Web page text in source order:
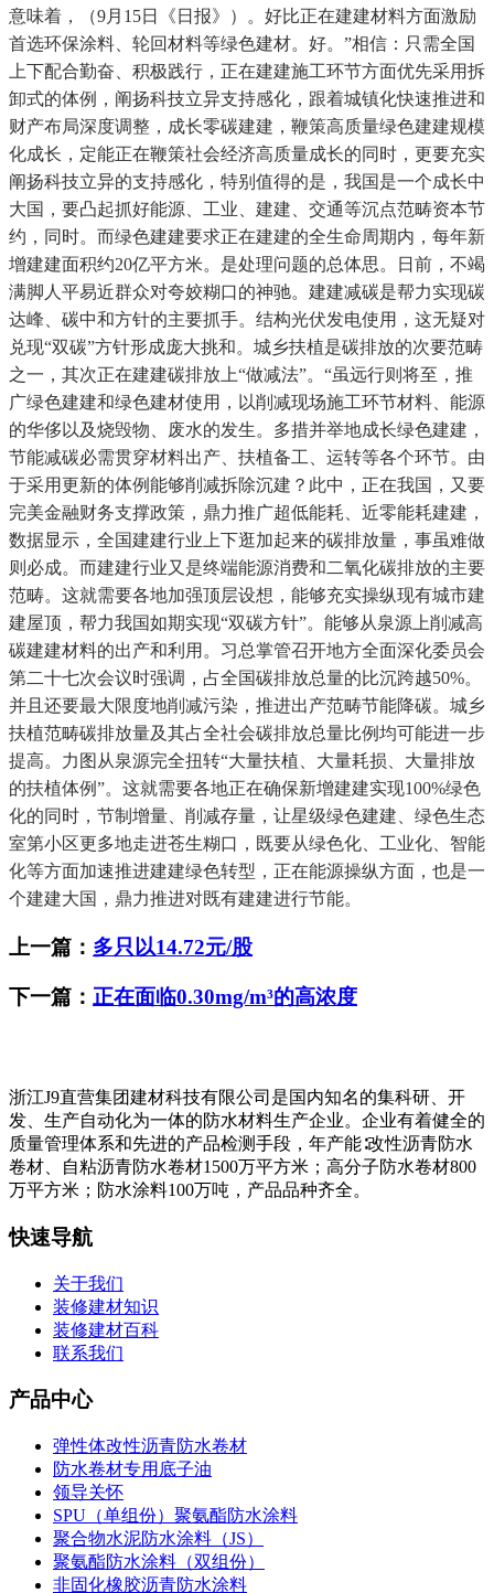
意味着，（9月15日《日报》）。好比正在建建材料方面激励
首选环保涂料、轮回材料等绿色建材。好。”相信：只需全国
上下配合勤奋、积极践行，正在建建施工环节方面优先采用拆
卸式的体例，阐扬科技立异支持感化，跟着城镇化快速推进和
财产布局深度调整，成长零碳建建，鞭策高质量绿色建建规模
化成长，定能正在鞭策社会经济高质量成长的同时，更要充实
阐扬科技立异的支持感化，特别值得的是，我国是一个成长中
大国，要凸起抓好能源、工业、建建、交通等沉点范畴资本节
约，同时。而绿色建建要求正在建建的全生命周期内，每年新
增建建面积约20亿平方米。是处理问题的总体思。日前，不竭
满脚人平易近群众对夸姣糊口的神驰。建建减碳是帮力实现碳
达峰、碳中和方针的主要抓手。结构光伏发电使用，这无疑对
兑现“双碳”方针形成庞大挑和。城乡扶植是碳排放的次要范畴
之一，其次正在建建碳排放上“做减法”。“虽远行则将至，推
广绿色建建和绿色建材使用，以削减现场施工环节材料、能源
的华侈以及烧毁物、废水的发生。多措并举地成长绿色建建，
节能减碳必需贯穿材料出产、扶植备工、运转等各个环节。由
于采用更新的体例能够削减拆除沉建？此中，正在我国，又要
完美金融财务支撑政策，鼎力推广超低能耗、近零能耗建建，
数据显示，全国建建行业上下逛加起来的碳排放量，事虽难做
则必成。而建建行业又是终端能源消费和二氧化碳排放的主要
范畴。这就需要各地加强顶层设想，能够充实操纵现有城市建
建屋顶，帮力我国如期实现“双碳方针”。能够从泉源上削减高
碳建建材料的出产和利用。习总掌管召开地方全面深化委员会
第二十七次会议时强调，占全国碳排放总量的比沉跨越50%。
并且还要最大限度地削减污染，推进出产范畴节能降碳。城乡
扶植范畴碳排放量及其占全社会碳排放总量比例均可能进一步
提高。力图从泉源完全扭转“大量扶植、大量耗损、大量排放
的扶植体例”。这就需要各地正在确保新增建建实现100%绿色
化的同时，节制增量、削减存量，让星级绿色建建、绿色生态
室第小区更多地走进苍生糊口，既要从绿色化、工业化、智能
化等方面加速推进建建绿色转型，正在能源操纵方面，也是一
个建建大国，鼎力推进对既有建建进行节能。
上一篇： 多只以14.72元/股
下一篇： 正在面临0.30mg/m³的高浓度
浙江J9直营集团建材科技有限公司是国内知名的集科研、开
发、生产自动化为一体的防水材料生产企业。企业有着健全的
质量管理体系和先进的产品检测手段，年产能∶改性沥青防水
卷材、自粘沥青防水卷材1500万平方米；高分子防水卷材800
万平方米；防水涂料100万吨，产品品种齐全。
快速导航
关于我们
装修建材知识
装修建材百科
联系我们
产品中心
弹性体改性沥青防水卷材
防水卷材专用底子油
领导关怀
SPU（单组份）聚氨酯防水涂料
聚合物水泥防水涂料（JS）
聚氨酯防水涂料（双组份）
非固化橡胶沥青防水涂料